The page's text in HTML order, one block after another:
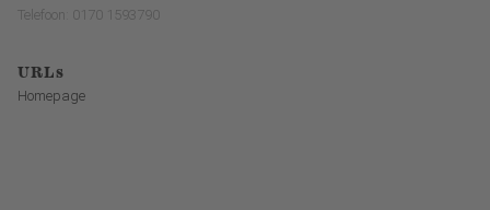
Telefoon: 0170 1593790
URLs
Homepage